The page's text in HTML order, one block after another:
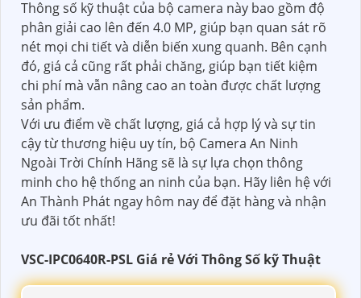
Thông số kỹ thuật của bộ camera này bao gồm độ
phân giải cao lên đến 4.0 MP, giúp bạn quan sát rõ
nét mọi chi tiết và diễn biến xung quanh. Bên cạnh
đó, giá cả cũng rất phải chăng, giúp bạn tiết kiệm
chi phí mà vẫn nâng cao an toàn được chất lượng
sản phẩm.
Với ưu điểm về chất lượng, giá cả hợp lý và sự tin
cậy từ thương hiệu uy tín, bộ Camera An Ninh
Ngoài Trời Chính Hãng sẽ là sự lựa chọn thông
minh cho hệ thống an ninh của bạn. Hãy liên hệ với
An Thành Phát ngay hôm nay để đặt hàng và nhận
ưu đãi tốt nhất!
VSC-IPC0640R-PSL Giá rẻ Với Thông Số kỹ Thuật